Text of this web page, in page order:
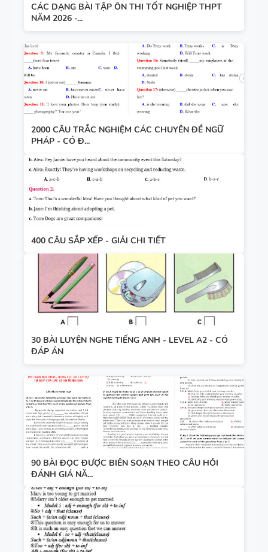
CÁC DẠNG BÀI TẬP ÔN THI TỐT NGHIỆP THPT
NĂM 2026 -...
2000 CÂU TRẮC NGHIỆM CÁC CHUYÊN ĐỀ NGỮ
PHÁP - CÓ Đ...
400 CÂU SẮP XẾP - GIẢI CHI TIẾT
30 BÀI LUYỆN NGHE TIẾNG ANH - LEVEL A2 - CÓ
ĐÁP ÁN
90 BÀI ĐỌC ĐƯỢC BIÊN SOẠN THEO CÂU HỎI
ĐÁNH GIÁ NĂ...